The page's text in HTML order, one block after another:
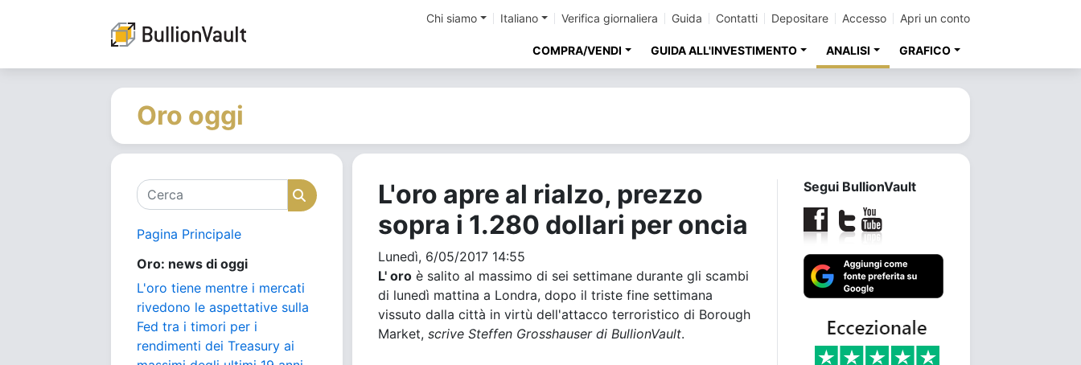
Chi siamo Italiano Verifica giornaliera Guida Contatti Depositare Accesso Apri un conto
COMPRA/VENDI GUIDA ALL'INVESTIMENTO ANALISI GRAFICO
Oro oggi
Cerca Cerca
Pagina Principale
Oro: news di oggi
L'oro tiene mentre i mercati
rivedono le aspettative sulla
Fed tra i timori per i
rendimenti dei Treasury ai
L'oro apre al rialzo, prezzo
sopra i 1.280 dollari per oncia
Lunedì, 6/05/2017 14:55
L' oro è salito al massimo di sei settimane durante gli scambi
di lunedì mattina a Londra, dopo il triste fine settimana
vissuto dalla città in virtù dell'attacco terroristico di Borough
Market, scrive Steffen Grosshauser di BullionVault.
Segui BullionVault